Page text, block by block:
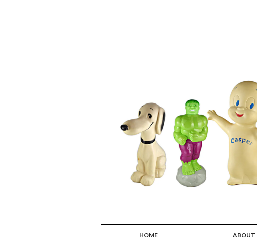
HOME ABOUT